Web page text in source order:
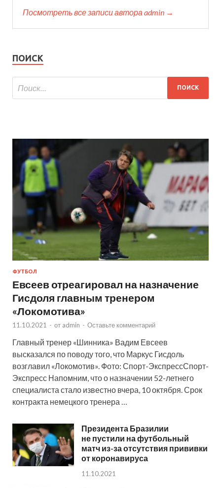
Посмотреть все записи автора admin →
ПОИСК
ФУТБОЛ
Евсеев отреагировал на назначение
Гисдоля главным тренером
«Локомотива»
11.10.2021 - от admin - Оставьте комментарий
Главный тренер «Шинника» Вадим Евсеев
высказался по поводу того, что Маркус Гисдоль
возглавил «Локомотив». Фото: Спорт-ЭкспрессСпорт-
Экспресс Напомним, что о назначении 52-летнего
специалиста стало известно вчера, 10 октября. Срок
контракта немецкого тренера …
Президента Бразилии
не пустили на футбольный
матч из-за отсутствия прививки
от коронавируса
11.10.2021